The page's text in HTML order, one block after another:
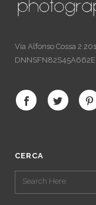
Via Alfonso Cossa 2
DNNSFN82S45A662E
CERCA